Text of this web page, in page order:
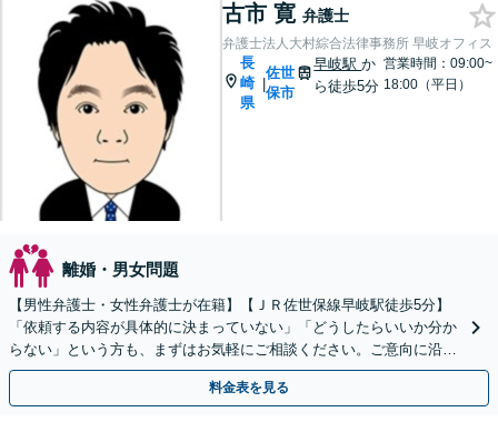
古市 寛 弁護士
弁護士法人大村綜合法律事務所 早岐オフィス
長
崎
県
|
佐世
保市
早岐駅か
ら徒歩5分
営業時間：09:00~
18:00（平日）
離婚・男女問題
【男性弁護士・女性弁護士が在籍】【ＪＲ佐世保線早岐駅徒歩5分】
「依頼する内容が具体的に決まっていない」「どうしたらいいか分か
らない」という方も、まずはお気軽にご相談ください。ご意向に沿っ
た解決を目指します！
料金表を見る